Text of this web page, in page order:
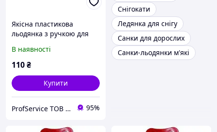
Якісна пластикова
льодянка з ручкою для
снігу, Alpen Rutscher
AlpenGaudi
В наявності
110₴
Купити
ProfService ТОВ "Професійний сервіс" 95%
Снігокати
Ледянка для снігу
Санки для дорослих
Санки-льодянки м'які